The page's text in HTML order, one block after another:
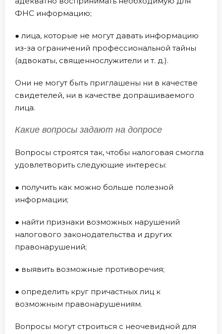
ФНС информацию;
● лица, которые не могут давать информацию
из-за ограничений профессиональной тайны
(адвокаты, священнослужители и т. д.).
Они не могут быть приглашены ни в качестве
свидетелей, ни в качестве допрашиваемого
лица.
Какие вопросы задают на допросе
Вопросы строятся так, чтобы налоговая смогла
удовлетворить следующие интересы:
● получить как можно больше полезной
информации;
● найти признаки возможных нарушений
налогового законодательства и других
правонарушений;
● выявить возможные противоречия;
● определить круг причастных лиц к
возможным правонарушениям.
Вопросы могут строиться с неочевидной для